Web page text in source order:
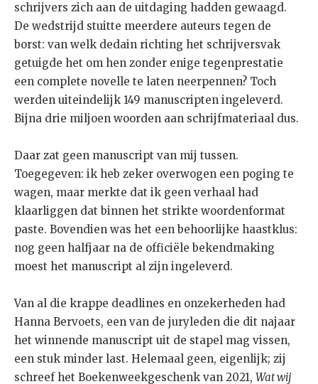
schrijvers zich aan de uitdaging hadden gewaagd.
De wedstrijd stuitte meerdere auteurs tegen de
borst: van welk dedain richting het schrijversvak
getuigde het om hen zonder enige tegenprestatie
een complete novelle te laten neerpennen? Toch
werden uiteindelijk 149 manuscripten ingeleverd.
Bijna drie miljoen woorden aan schrijfmateriaal dus.
Daar zat geen manuscript van mij tussen.
Toegegeven: ik heb zeker overwogen een poging te
wagen, maar merkte dat ik geen verhaal had
klaarliggen dat binnen het strikte woordenformat
paste. Bovendien was het een behoorlijke haastklus:
nog geen halfjaar na de officiële bekendmaking
moest het manuscript al zijn ingeleverd.
Van al die krappe deadlines en onzekerheden had
Hanna Bervoets, een van de juryleden die dit najaar
het winnende manuscript uit de stapel mag vissen,
een stuk minder last. Helemaal geen, eigenlijk; zij
schreef het Boekenweekgeschenk van 2021, Wat wij